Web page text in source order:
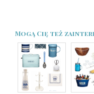
Mogą Cię też